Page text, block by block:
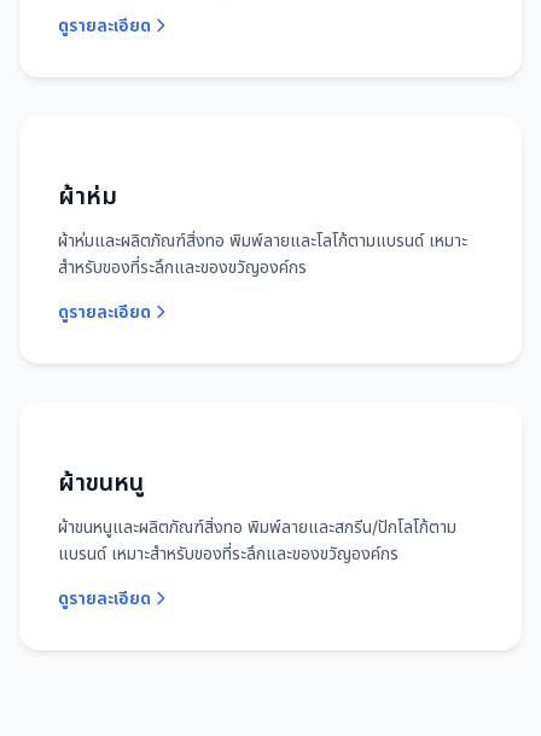
ดูรายละเอียด
ผ้าห่ม
ผ้าห่มและผลิตภัณฑ์สิ่งทอ พิมพ์ลายและโลโก้ตามแบรนด์ เหมาะ
สำหรับของที่ระลึกและของขวัญองค์กร
ดูรายละเอียด
ผ้าขนหนู
ผ้าขนหนูและผลิตภัณฑ์สิ่งทอ พิมพ์ลายและสกรีน/ปักโลโก้ตาม
แบรนด์ เหมาะสำหรับของที่ระลึกและของขวัญองค์กร
ดูรายละเอียด